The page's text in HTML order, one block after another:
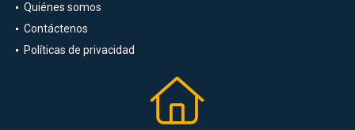
Quiénes somos
Contáctenos
Políticas de privacidad